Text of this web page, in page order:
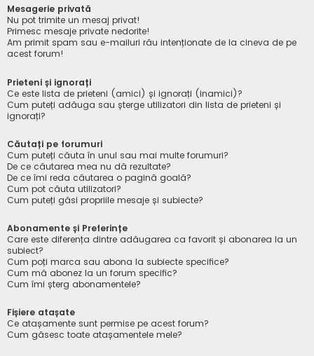
Mesagerie privată
Nu pot trimite un mesaj privat!
Primesc mesaje private nedorite!
Am primit spam sau e-mailuri rău intenționate de la cineva de pe
acest forum!
Prieteni și ignorați
Ce este lista de prieteni (amici) și ignorați (inamici)?
Cum puteți adăuga sau șterge utilizatori din lista de prieteni și
ignorați?
Căutați pe forumuri
Cum puteți căuta în unul sau mai multe forumuri?
De ce căutarea mea nu dă rezultate?
De ce îmi reda căutarea o pagină goală?
Cum pot căuta utilizatori?
Cum puteți găsi propriile mesaje și subiecte?
Abonamente și Preferințe
Care este diferența dintre adăugarea ca favorit și abonarea la un
subiect?
Cum poți marca sau abona la subiecte specifice?
Cum mă abonez la un forum specific?
Cum îmi șterg abonamentele?
Fișiere atașate
Ce atașamente sunt permise pe acest forum?
Cum găsesc toate atașamentele mele?